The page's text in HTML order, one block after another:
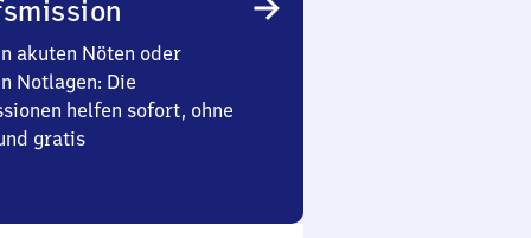
akuten Nöten oder
Notlagen: Die
helfen sofort, ohne
gratis